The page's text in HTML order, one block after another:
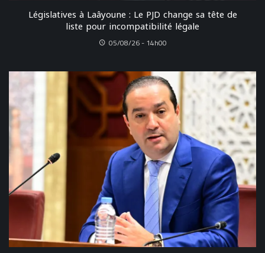
Législatives à Laâyoune : Le PJD change sa tête de
liste pour incompatibilité légale
05/08/26 - 14h00